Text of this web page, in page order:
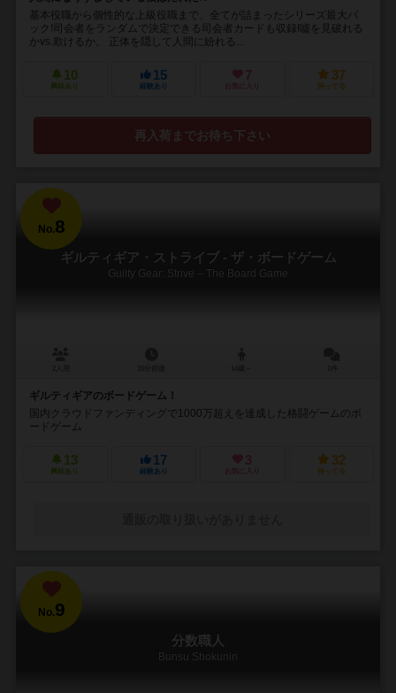
基本役職から個性的な上級役職まで、全てが詰まったシリーズ最大パ
ック!司会者をランダムで決定できる司会者カードも収録!噓を見破れる
かvs.欺けるか。 正体を隠して人間に紛れる...
10
興味あり
15
経験あり
7
お気に入り
37
持ってる
再入荷までお待ち下さい
No.8
ギルティギア・ストライブ - ザ・ボードゲーム
Guilty Gear: Strive – The Board Game
ギルティギアのボードゲーム！
国内クラウドファンディングで1000万超えを達成した格闘ゲームのボ
ードゲーム
13
興味あり
17
経験あり
3
お気に入り
32
持ってる
No.9
分数職人
Bunsu Shokunin